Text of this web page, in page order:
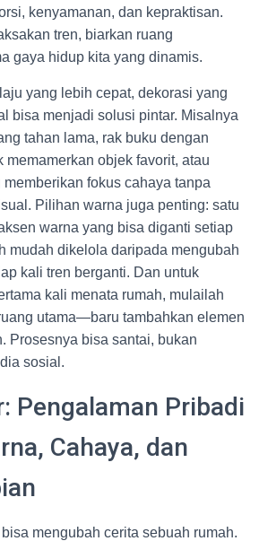
kenyamanan, dan kepraktisan.
tren, biarkan ruang
gaya hidup kita yang dinamis.
yang lebih cepat, dekorasi yang
bisa menjadi solusi pintar. Misalnya
tahan lama, rak buku dengan
memamerkan objek favorit, atau
memberikan fokus cahaya tanpa
Pilihan warna juga penting: satu
warna yang bisa diganti setiap
mudah dikelola daripada mengubah
kali tren berganti. Dan untuk
kali menata rumah, mulailah
utama—baru tambahkan elemen
Prosesnya bisa santai, bukan
sosial.
Pengalaman Pribadi
Cahaya, dan
mengubah cerita sebuah rumah.